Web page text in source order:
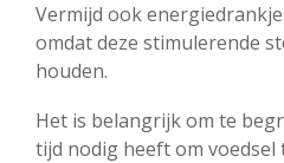
Vermijd ook
omdat deze stimulerende
houden.
Het is belangrijk om te
tijd nodig heeft om voedsel